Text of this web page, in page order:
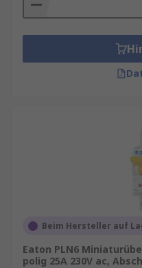
Beim Hersteller auf
Eaton PLN6
polig 25A 230V ac,